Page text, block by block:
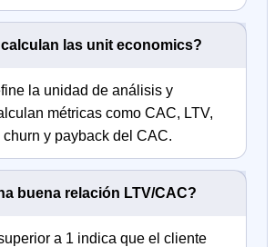
las unit economics?
la unidad de análisis y
métricas como CAC, LTV,
churn y payback del CAC.
buena relación LTV/CAC?
a 1 indica que el cliente